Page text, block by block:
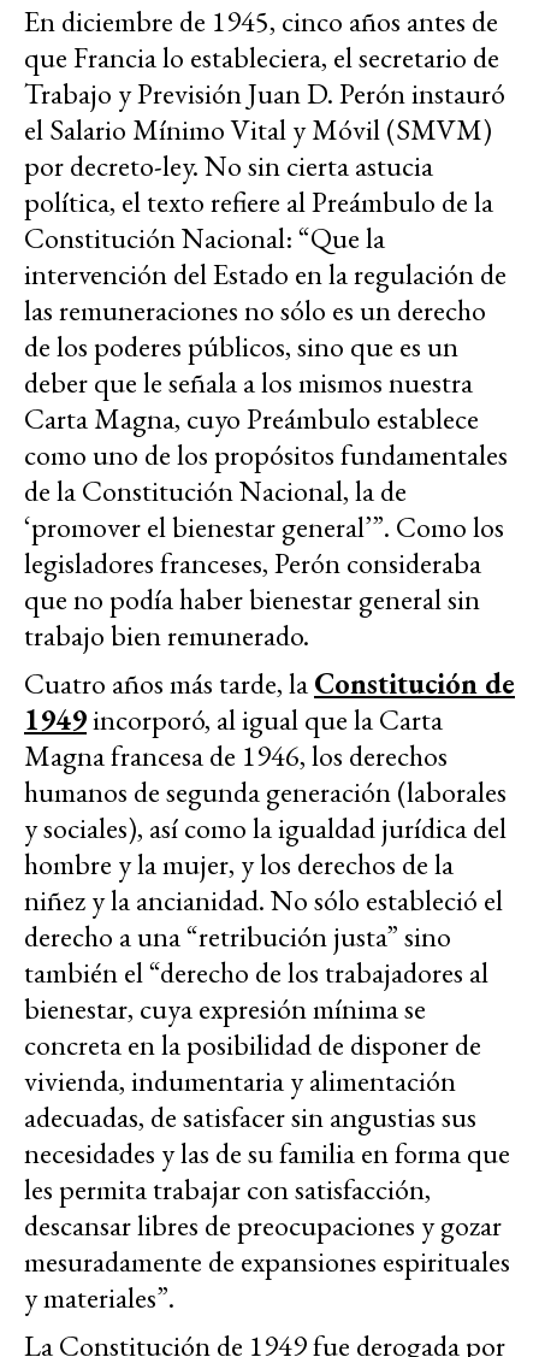
En diciembre de 1945, cinco años antes de
que Francia lo estableciera, el secretario de
Trabajo y Previsión Juan D. Perón instauró
el Salario Mínimo Vital y Móvil (SMVM)
por decreto-ley. No sin cierta astucia
política, el texto refiere al Preámbulo de la
Constitución Nacional: “Que la
intervención del Estado en la regulación de
las remuneraciones no sólo es un derecho
de los poderes públicos, sino que es un
deber que le señala a los mismos nuestra
Carta Magna, cuyo Preámbulo establece
como uno de los propósitos fundamentales
de la Constitución Nacional, la de
‘promover el bienestar general’”. Como los
legisladores franceses, Perón consideraba
que no podía haber bienestar general sin
trabajo bien remunerado.
Cuatro años más tarde, laConstitución de
1949incorporó, al igual que la Carta
Magna francesa de 1946, los derechos
humanos de segunda generación (laborales
y sociales), así como la igualdad jurídica del
hombre y la mujer, y los derechos de la
niñez y la ancianidad. No sólo estableció el
derecho a una “retribución justa” sino
también el “derecho de los trabajadores al
bienestar, cuya expresión mínima se
concreta en la posibilidad de disponer de
vivienda, indumentaria y alimentación
adecuadas, de satisfacer sin angustias sus
necesidades y las de su familia en forma que
les permita trabajar con satisfacción,
descansar libres de preocupaciones y gozar
mesuradamente de expansiones espirituales
y materiales”.
La Constitución de 1949 fue derogada por